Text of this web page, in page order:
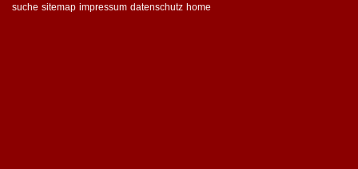
suche sitemap impressum datenschutz home